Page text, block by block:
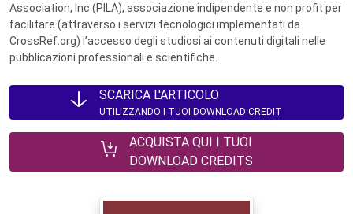
Association, Inc (PILA), associazione indipendente e non profit per
facilitare (attraverso i servizi tecnologici implementati da
CrossRef.org) l’accesso degli studiosi ai contenuti digitali nelle
pubblicazioni professionali e scientifiche.
SCARICA L'ARTICOLO
UTILIZZANDO I TUOI DOWNLOAD CREDIT
ACQUISTA QUI I TUOI
DOWNLOAD CREDITS